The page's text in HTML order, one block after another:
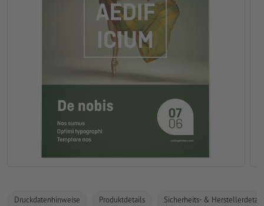
Druckdatenhinweise Produktdetails Sicherheits- &